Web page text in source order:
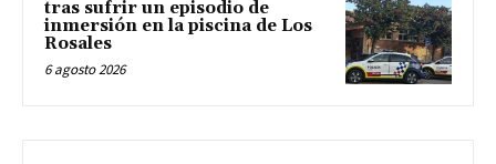
tras sufrir un episodio de
inmersión en la piscina de Los
Rosales
6 agosto 2026